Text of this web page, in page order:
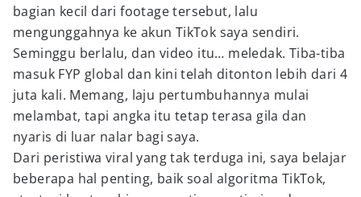
bagian kecil dari footage tersebut, lalu
mengunggahnya ke akun TikTok saya sendiri.
Seminggu berlalu, dan video itu… meledak. Tiba-tiba
masuk FYP global dan kini telah ditonton lebih dari 4
juta kali. Memang, laju pertumbuhannya mulai
melambat, tapi angka itu tetap terasa gila dan
nyaris di luar nalar bagi saya.
Dari peristiwa viral yang tak terduga ini, saya belajar
beberapa hal penting, baik soal algoritma TikTok,